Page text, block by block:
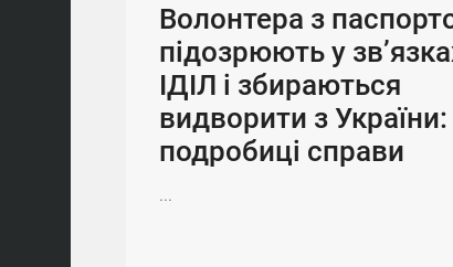
Волонтера з
підозрюють у
ІДІЛ і збираються
видворити з України:
подробиці справи
...